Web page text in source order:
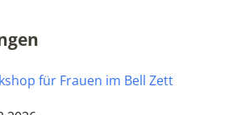
für Frauen im Bell Zett